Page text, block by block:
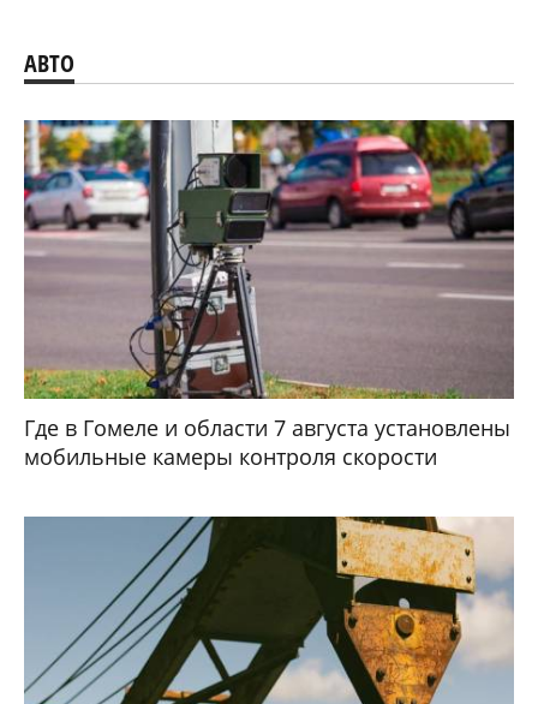
АВТО
Где в Гомеле и области 7 августа установлены
мобильные камеры контроля скорости